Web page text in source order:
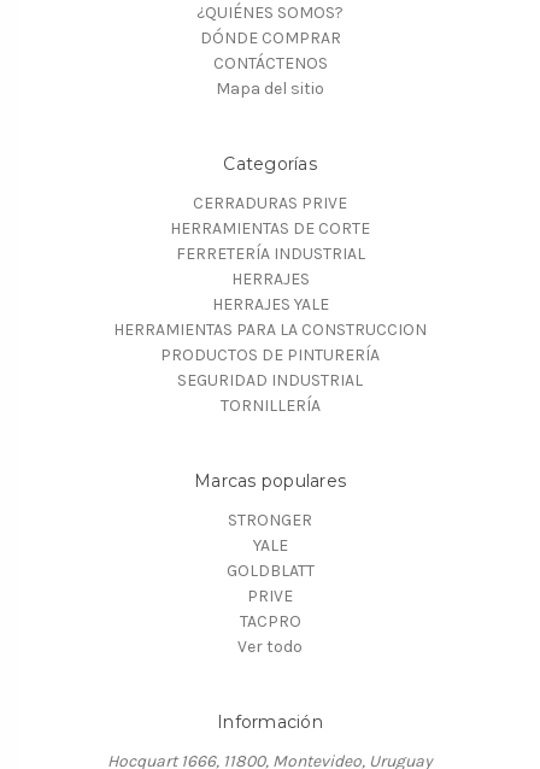
¿QUIÉNES SOMOS?
DÓNDE COMPRAR
CONTÁCTENOS
Mapa del sitio
Categorías
CERRADURAS PRIVE
HERRAMIENTAS DE CORTE
FERRETERÍA INDUSTRIAL
HERRAJES
HERRAJES YALE
HERRAMIENTAS PARA LA CONSTRUCCION
PRODUCTOS DE PINTURERÍA
SEGURIDAD INDUSTRIAL
TORNILLERÍA
Marcas populares
STRONGER
YALE
GOLDBLATT
PRIVE
TACPRO
Ver todo
Información
Hocquart 1666, 11800, Montevideo, Uruguay